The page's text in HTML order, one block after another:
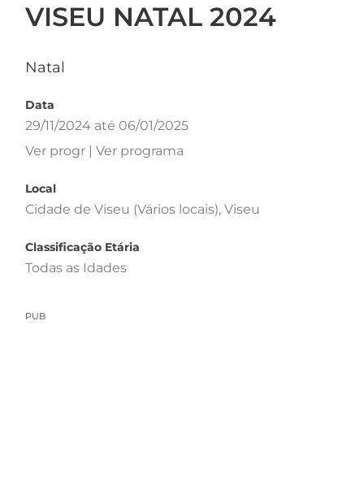
VISEU NATAL 2024
Natal
Data
29/11/2024 até 06/01/2025
Ver progr | Ver programa
Local
Cidade de Viseu (Vários locais), Viseu
Classificação Etária
Todas as Idades
PUB